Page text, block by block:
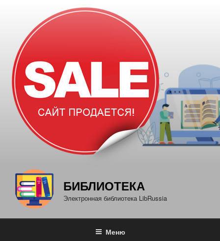
содержимому
БИБЛИОТЕКА
Электронная библиотека LibRussia
Меню